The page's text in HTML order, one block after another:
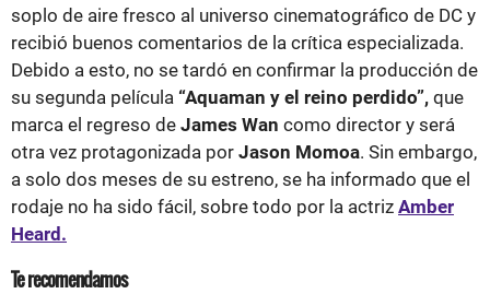
soplo de aire fresco al universo cinematográfico de DC y
recibió buenos comentarios de la crítica especializada.
Debido a esto, no se tardó en confirmar la producción de
su segunda película “Aquaman y el reino perdido”, que
marca el regreso de James Wan como director y será
otra vez protagonizada por Jason Momoa. Sin embargo,
a solo dos meses de su estreno, se ha informado que el
rodaje no ha sido fácil, sobre todo por la actriz Amber
Heard.
Te recomendamos